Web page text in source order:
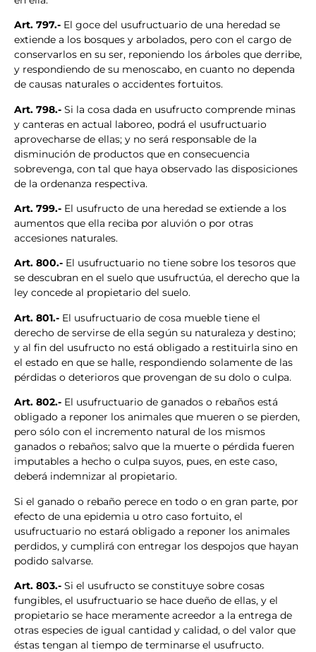
Art. 797.- El goce del usufructuario de una heredad se
extiende a los bosques y arbolados, pero con el cargo de
conservarlos en su ser, reponiendo los árboles que derribe,
y respondiendo de su menoscabo, en cuanto no dependa
de causas naturales o accidentes fortuitos.
Art. 798.- Si la cosa dada en usufructo comprende minas
y canteras en actual laboreo, podrá el usufructuario
aprovecharse de ellas; y no será responsable de la
disminución de productos que en consecuencia
sobrevenga, con tal que haya observado las disposiciones
de la ordenanza respectiva.
Art. 799.- El usufructo de una heredad se extiende a los
aumentos que ella reciba por aluvión o por otras
accesiones naturales.
Art. 800.- El usufructuario no tiene sobre los tesoros que
se descubran en el suelo que usufructúa, el derecho que la
ley concede al propietario del suelo.
Art. 801.- El usufructuario de cosa mueble tiene el
derecho de servirse de ella según su naturaleza y destino;
y al fin del usufructo no está obligado a restituirla sino en
el estado en que se halle, respondiendo solamente de las
pérdidas o deterioros que provengan de su dolo o culpa.
Art. 802.- El usufructuario de ganados o rebaños está
obligado a reponer los animales que mueren o se pierden,
pero sólo con el incremento natural de los mismos
ganados o rebaños; salvo que la muerte o pérdida fueren
imputables a hecho o culpa suyos, pues, en este caso,
deberá indemnizar al propietario.
Si el ganado o rebaño perece en todo o en gran parte, por
efecto de una epidemia u otro caso fortuito, el
usufructuario no estará obligado a reponer los animales
perdidos, y cumplirá con entregar los despojos que hayan
podido salvarse.
Art. 803.- Si el usufructo se constituye sobre cosas
fungibles, el usufructuario se hace dueño de ellas, y el
propietario se hace meramente acreedor a la entrega de
otras especies de igual cantidad y calidad, o del valor que
éstas tengan al tiempo de terminarse el usufructo.